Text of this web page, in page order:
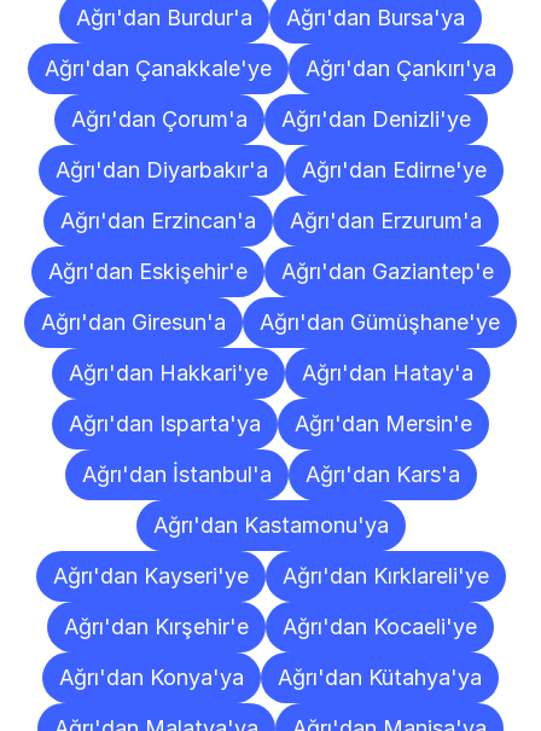
Ağrı'dan Burdur'a
Ağrı'dan Bursa'ya
Ağrı'dan Çanakkale'ye
Ağrı'dan Çankırı'ya
Ağrı'dan Çorum'a
Ağrı'dan Denizli'ye
Ağrı'dan Diyarbakır'a
Ağrı'dan Edirne'ye
Ağrı'dan Erzincan'a
Ağrı'dan Erzurum'a
Ağrı'dan Eskişehir'e
Ağrı'dan Gaziantep'e
Ağrı'dan Giresun'a
Ağrı'dan Gümüşhane'ye
Ağrı'dan Hakkari'ye
Ağrı'dan Hatay'a
Ağrı'dan Isparta'ya
Ağrı'dan Mersin'e
Ağrı'dan İstanbul'a
Ağrı'dan Kars'a
Ağrı'dan Kastamonu'ya
Ağrı'dan Kayseri'ye
Ağrı'dan Kırklareli'ye
Ağrı'dan Kırşehir'e
Ağrı'dan Kocaeli'ye
Ağrı'dan Konya'ya
Ağrı'dan Kütahya'ya